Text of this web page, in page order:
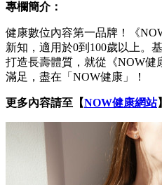
專欄簡介：
健康數位內容第一品牌！《
新知，適用於0到100歲以上。
打造長壽體質，就從《NOW健
滿足，盡在「NOW健康」！
更多內容請至【NOW健康網站